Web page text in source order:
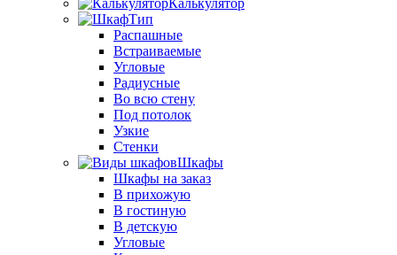
Калькулятор
Тип
Распашные
Встраиваемые
Угловые
Радиусные
Во всю стену
Под потолок
Узкие
Стенки
Шкафы
Шкафы на заказ
В прихожую
В гостиную
В детскую
Угловые